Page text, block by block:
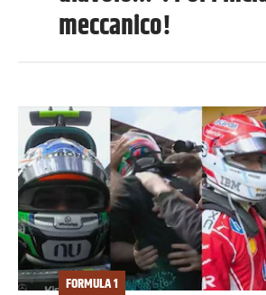
meccanico!
FORMULA 1